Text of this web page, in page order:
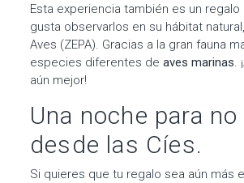
Esta experiencia también es un
gusta observarlos en su hábitat
Aves (ZEPA). Gracias a la gran fauna
especies diferentes de aves marinas.
aún mejor!
Una noche para
desde las Cíes.
Si quieres que tu regalo sea aún más